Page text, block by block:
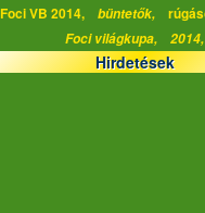
Foci VB 2014,
büntetők,
Foci világkupa,
2014,
Hirdetések